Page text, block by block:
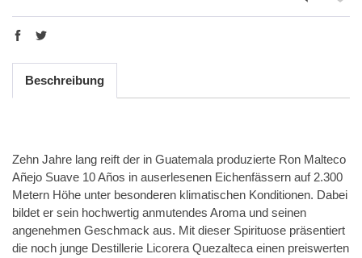
Beschreibung
Zehn Jahre lang reift der in Guatemala produzierte Ron Malteco
Añejo Suave 10 Años in auserlesenen Eichenfässern auf 2.300
Metern Höhe unter besonderen klimatischen Konditionen. Dabei
bildet er sein hochwertig anmutendes Aroma und seinen
angenehmen Geschmack aus. Mit dieser Spirituose präsentiert
die noch junge Destillerie Licorera Quezalteca einen preiswerten